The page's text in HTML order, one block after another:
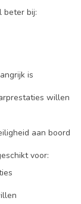
beter bij:
is
willen
aan boord
voor: